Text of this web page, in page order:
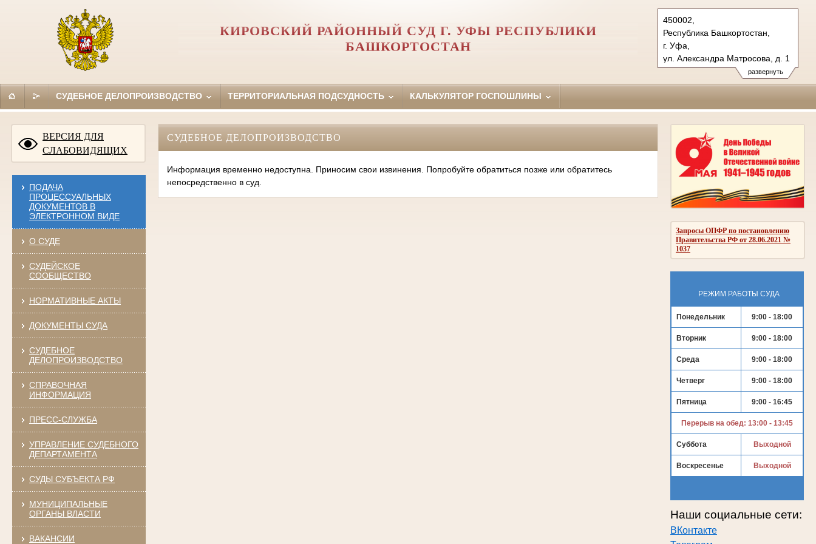
развернуть
450002,
Республика Башкортостан,
г. Уфа,
ул. Александра Матросова, д. 1
Тел.: (347) 276-58-79 (т/ф.)
kirovsky.bkr@sudrf.ru
КИРОВСКИЙ РАЙОННЫЙ СУД Г. УФЫ РЕСПУБЛИКИ
БАШКОРТОСТАН
СУДЕБНОЕ ДЕЛОПРОИЗВОДСТВО ТЕРРИТОРИАЛЬНАЯ ПОДСУДНОСТЬ КАЛЬКУЛЯТОР ГОСПОШЛИНЫ
ВЕРСИЯ ДЛЯ
СЛАБОВИДЯЩИХ
ПОДАЧА
ПРОЦЕССУАЛЬНЫХ
ДОКУМЕНТОВ В
ЭЛЕКТРОННОМ ВИДЕ
О СУДЕ
СУДЕЙСКОЕ
СООБЩЕСТВО
НОРМАТИВНЫЕ АКТЫ
ДОКУМЕНТЫ СУДА
СУДЕБНОЕ
ДЕЛОПРОИЗВОДСТВО
СПРАВОЧНАЯ
ИНФОРМАЦИЯ
ПРЕСС-СЛУЖБА
УПРАВЛЕНИЕ СУДЕБНОГО
ДЕПАРТАМЕНТА
СУДЫ СУБЪЕКТА РФ
МУНИЦИПАЛЬНЫЕ
ОРГАНЫ ВЛАСТИ
ВАКАНСИИ
Запросы ОПФР по постановлению
Правительства РФ от 28.06.2021 №
1037
РЕЖИМ РАБОТЫ СУДА
Понедельник 9:00 - 18:00
Вторник 9:00 - 18:00
Среда 9:00 - 18:00
Четверг 9:00 - 18:00
Пятница 9:00 - 16:45
Перерыв на обед: 13:00 - 13:45
Суббота Выходной
Воскресенье Выходной
Наши социальные сети:
ВКонтакте
СУДЕБНОЕ ДЕЛОПРОИЗВОДСТВО
Информация временно недоступна. Приносим свои извинения. Попробуйте обратиться позже или обратитесь
непосредственно в суд.